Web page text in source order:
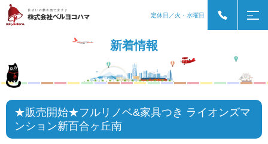
定休日／火・水曜日
新着情報
★販売開始★フルリノベ&家具つき ライオンズマ
ンション新百合ヶ丘南